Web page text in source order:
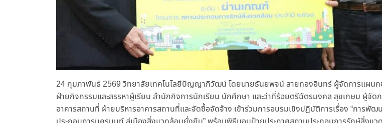
24 กุมภาพันธ์ 2569 วิทยาลัยเทคโนโลยีปัญญาภิวัฒน์ โดยนายธันยพจน์ สายทองอินทร์ ผู้จัดการแผน
ฝ่ายกิจกรรมและสรรหาผู้เรียน สำนักกิจการนักเรียน นักศึกษา และว่าที่ร้อยตรีฉัตรมงคล สุขเกษม ผู้จัด
อาคารสถานที่ ฝ่ายบริหารอาคารสถานที่และจัดซื้อจัดจ้าง เข้าร่วมการอบรมเชิงปฏิบัติการเรื่อง “การพั